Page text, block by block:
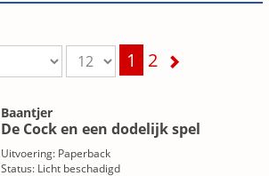
1 2
Baantjer
De Cock en een dodelijk spel
Uitvoering: Paperback
Status: Licht beschadigd